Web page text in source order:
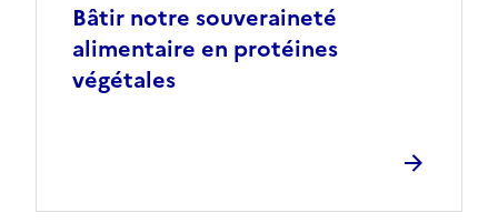
Bâtir notre souveraineté
alimentaire en protéines
végétales